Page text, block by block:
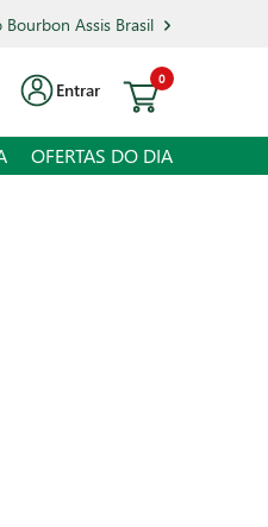
Bourbon Assis Brasil
Entrar
0
OFERTAS DO DIA